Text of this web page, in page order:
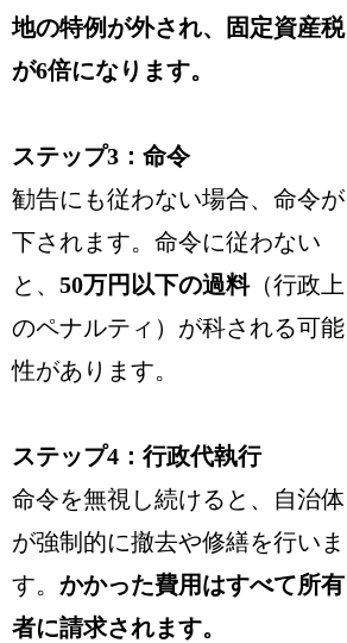
地の特例が外され、固定資産税
が6倍になります。
ステップ3：命令
勧告にも従わない場合、命令が
下されます。命令に従わない
と、50万円以下の過料（行政上
のペナルティ）が科される可能
性があります。
ステップ4：行政代執行
命令を無視し続けると、自治体
が強制的に撤去や修繕を行いま
す。かかった費用はすべて所有
者に請求されます。